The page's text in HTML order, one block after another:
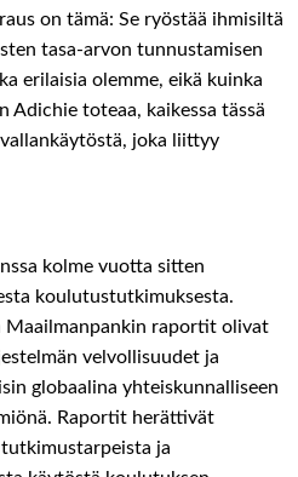
on tämä: Se ryöstää ihmisiltä
tasa-arvon tunnustamisen
erilaisia olemme, eikä kuinka
Adichie toteaa, kaikessa tässä
joka liittyy
kolme vuotta sitten
koulutustutkimuksesta.
Maailmanpankin raportit olivat
velvollisuudet ja
globaalina yhteiskunnalliseen
Raportit herättivät
ja